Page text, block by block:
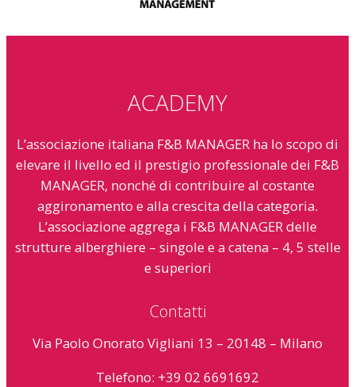
ACADEMY
L’associazione italiana F&B MANAGER ha lo scopo di
elevare il livello ed il prestigio professionale dei F&B
MANAGER, nonché di contribuire al costante
aggironamento e alla crescita della categoria.
L’associazione aggrega i F&B MANAGER delle
strutture alberghiere – singole e a catena – 4, 5 stelle
e superiori
Contatti
Via Paolo Onorato Vigliani 13 – 20148 – Milano
Telefono: +39 02 6691692